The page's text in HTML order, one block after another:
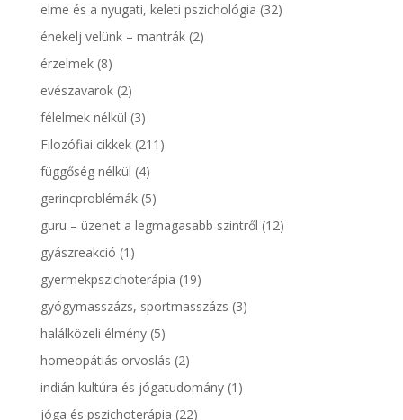
elme és a nyugati, keleti pszichológia (32)
énekelj velünk – mantrák(2)
érzelmek(8)
evészavarok(2)
félelmek nélkül (3)
Filozófiai cikkek(211)
függőség nélkül (4)
gerincproblémák(5)
guru – üzenet a legmagasabb szintről (12)
gyászreakció (1)
gyermekpszichoterápia (19)
gyógymasszázs, sportmasszázs (3)
halálközeli élmény(5)
homeopátiás orvoslás (2)
indián kultúra és jógatudomány(1)
jóga és pszichoterápia (22)